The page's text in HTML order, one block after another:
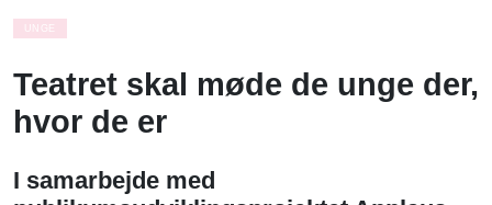
UNGE
Teatret skal møde de unge der,
hvor de er
I samarbejde med